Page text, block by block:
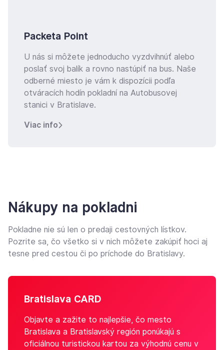
Packeta Point
U nás si môžete jednoducho vyzdvihnúť alebo
poslať svoj balík a rovno nastúpiť na bus. Naše
odberné miesto je vám k dispozícii podľa
otváracích hodín pokladní na Autobusovej
stanici v Bratislave.
Viac info
Nákupy na pokladni
Pokladne nie sú len o predaji cestovných lístkov.
Pozrite sa, čo všetko si v nich môžete zakúpiť hoci aj
tesne pred cestou či po príchode do Bratislavy.
Bratislava CARD
Objavte a zažite to najlepšie, čo mesto
Bratislava a Bratislavský región ponúkajú s
oficiálnou turistickou kartou za výhodnú cenu v